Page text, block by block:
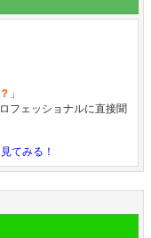
」
フェッショナルに直接聞
てみる！